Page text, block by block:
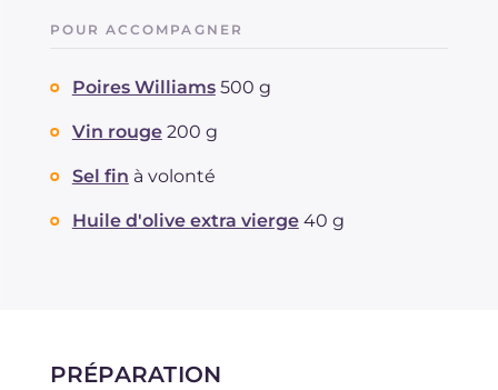
POUR ACCOMPAGNER
Poires Williams 500 g
Vin rouge 200 g
Sel fin à volonté
Huile d'olive extra vierge 40 g
PRÉPARATION